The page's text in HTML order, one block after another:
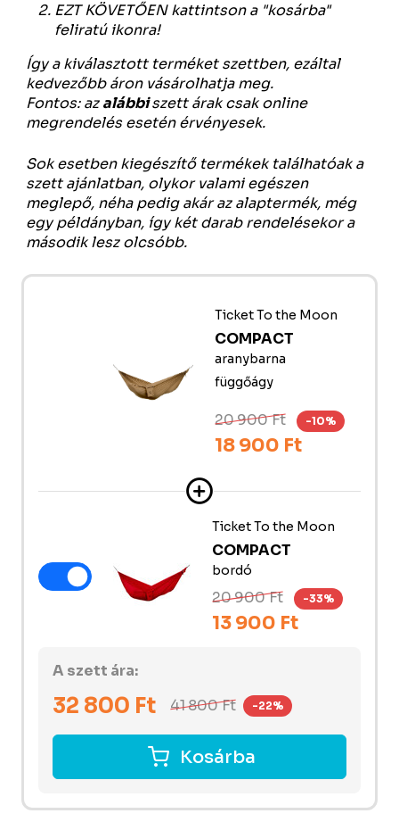
EZT KÖVETŐEN kattintson a "kosárba"
feliratú ikonra!
Így a kiválasztott terméket szettben, ezáltal
kedvezőbb áron vásárolhatja meg.
Fontos: azalábbiszett árak csak online
megrendelés esetén érvényesek.
Sok esetben kiegészítő termékek találhatóak a
szett ajánlatban, olykor valami egészen
meglepő, néha pedig akár az alaptermék, még
egy példányban, így két darab rendelésekor a
második lesz olcsóbb.
Ticket To the Moon
COMPACT
aranybarna
függőágy
20 900 Ft -10%
18 900 Ft
Ticket To the Moon
COMPACT
bordó
20 900 Ft -33%
13 900 Ft
A szett ára:
32 800 Ft 41 800Ft -22%
Kosárba